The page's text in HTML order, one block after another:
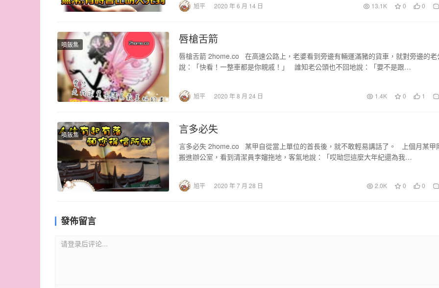
旭平 2020 年 6 月 14 日 13.1K 0 0
噴飯集 唇槍舌箭
唇槍舌箭 2home.co 在高速公路上，老婆看到旁邊有輛運滿豬的貨車，就對旁邊的老
說：「快看！一整車都是你親戚！」 誰知老公頭也不回地說：「要不是跟…
旭平 2020 年 8 月 24 日 1.4K 0 1
噴飯集 言多必失
言多必失 2home.co 某甲自從當上單位的首長後，就不敢輕易講話了。 上個月某甲
搬進辦公室，看到清潔員李嬸拖地，客氣地說：「哎呦您這麼大年紀還為我…
旭平 2020 年 7 月 28 日 2.0K 0 0
發佈留言
请登录后评论...